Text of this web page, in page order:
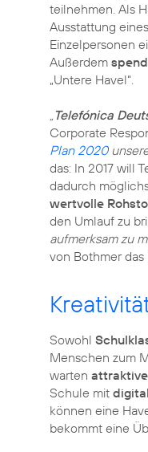
teilnehmen. Als
Ausstattung
Einzelpersonen
Außerdem
„Untere Havel“.
„Telefónica
Corporate
Plan 2020
das: In 2017 will
dadurch
wertvolle
den Umlauf zu
aufmerksam zu
von Bothmer das
Sowohl
Menschen zum
warten
Schule mit
können eine
bekommt eine